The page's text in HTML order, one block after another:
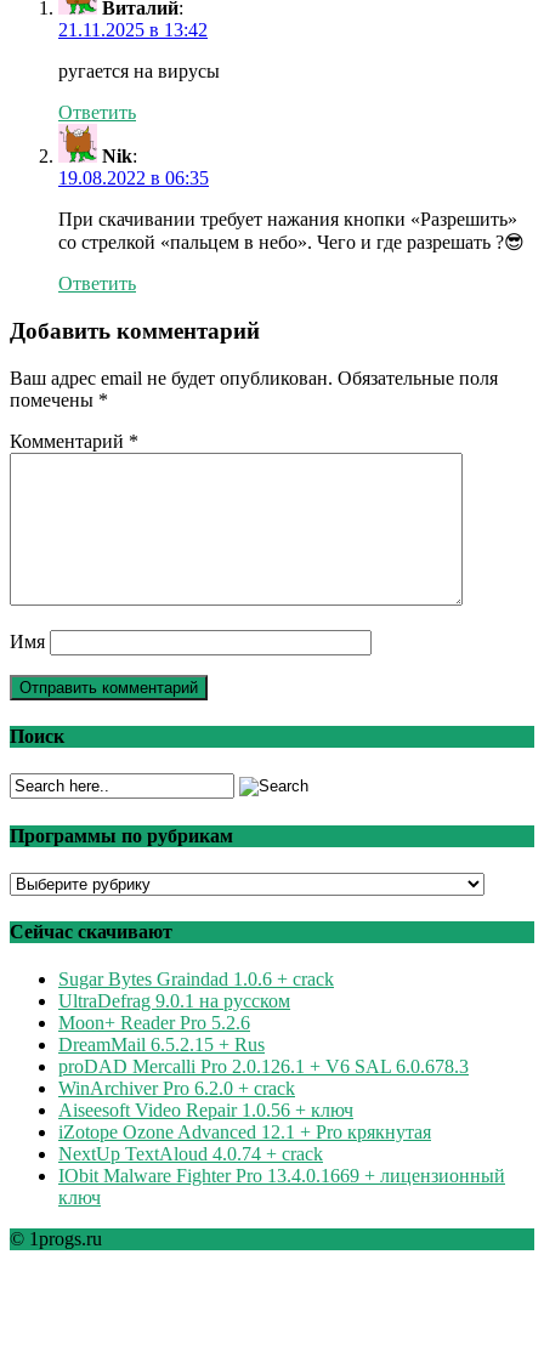
Виталий:
21.11.2025 в 13:42
ругается на вирусы
Ответить
Nik:
19.08.2022 в 06:35
При скачивании требует нажания кнопки «Разрешить»
со стрелкой «пальцем в небо». Чего и где разрешать ?😎
Ответить
Добавить комментарий
Ваш адрес email не будет опубликован. Обязательные поля
помечены *
Комментарий *
Имя
Поиск
Программы по рубрикам
Программы
рубрикам
Сейчас скачивают
Sugar Bytes Graindad 1.0.6 + crack
UltraDefrag 9.0.1 на русском
Moon+ Reader Pro 5.2.6
DreamMail 6.5.2.15 + Rus
proDAD Mercalli Pro 2.0.126.1 + V6 SAL 6.0.678.3
WinArchiver Pro 6.2.0 + crack
Aiseesoft Video Repair 1.0.56 + ключ
iZotope Ozone Advanced 12.1 + Pro крякнутая
NextUp TextAloud 4.0.74 + crack
IObit Malware Fighter Pro 13.4.0.1669 + лицензионный
ключ
© 1progs.ru